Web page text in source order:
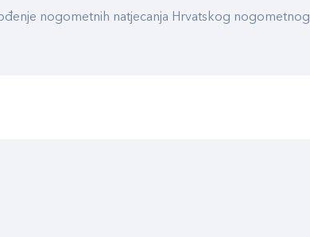
nogometnih natjecanja Hrvatskog nogometnog